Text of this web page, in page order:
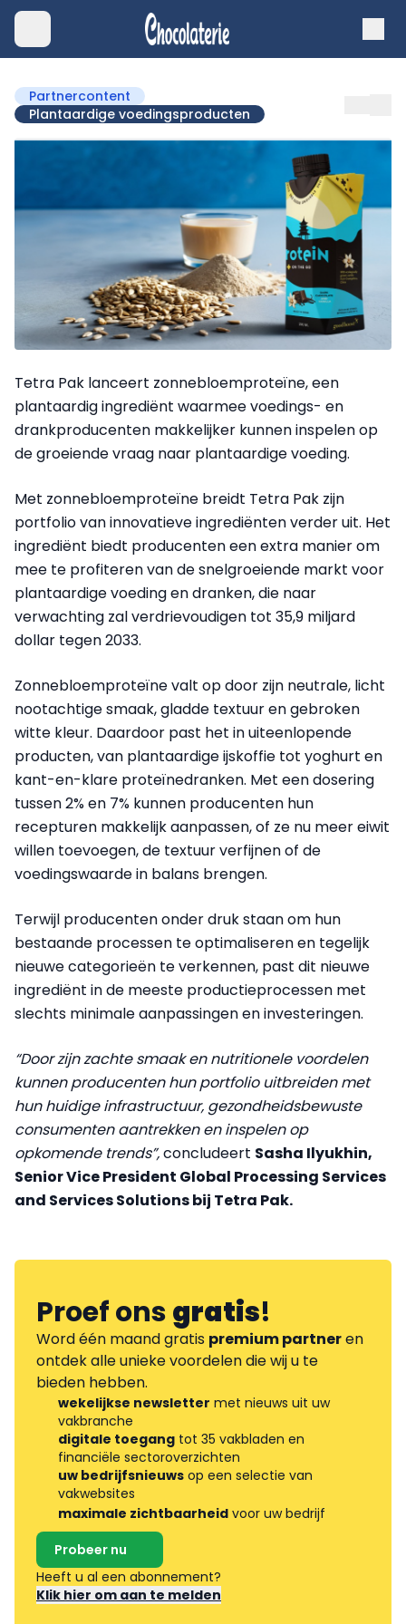
Partnercontent
Plantaardige voedingsproducten
Tetra Pak lanceert zonnebloemproteïne, een
plantaardig ingrediënt waarmee voedings- en
drankproducenten makkelijker kunnen inspelen op
de groeiende vraag naar plantaardige voeding.
Met zonnebloemproteïne breidt Tetra Pak zijn
portfolio van innovatieve ingrediënten verder uit. Het
ingrediënt biedt producenten een extra manier om
mee te profiteren van de snelgroeiende markt voor
plantaardige voeding en dranken, die naar
verwachting zal verdrievoudigen tot 35,9 miljard
dollar tegen 2033.
Zonnebloemproteïne valt op door zijn neutrale, licht
nootachtige smaak, gladde textuur en gebroken
witte kleur. Daardoor past het in uiteenlopende
producten, van plantaardige ijskoffie tot yoghurt en
kant-en-klare proteïnedranken. Met een dosering
tussen 2% en 7% kunnen producenten hun
recepturen makkelijk aanpassen, of ze nu meer eiwit
willen toevoegen, de textuur verfijnen of de
voedingswaarde in balans brengen.
Terwijl producenten onder druk staan om hun
bestaande processen te optimaliseren en tegelijk
nieuwe categorieën te verkennen, past dit nieuwe
ingrediënt in de meeste productieprocessen met
slechts minimale aanpassingen en investeringen.
“Door zijn zachte smaak en nutritionele voordelen
kunnen producenten hun portfolio uitbreiden met
hun huidige infrastructuur, gezondheidsbewuste
consumenten aantrekken en inspelen op
opkomende trends”,concludeert Sasha Ilyukhin,
Senior Vice President Global Processing Services
and Services Solutions bij Tetra Pak.
Proef onsgratis!
Word één maand gratis premium partneren
ontdek alle unieke voordelen die wij u te
bieden hebben.
wekelijkse newsletter met nieuws uit uw
vakbranche
digitale toegang tot 35 vakbladen en
financiële sectoroverzichten
uw bedrijfsnieuws op een selectie van
vakwebsites
maximale zichtbaarheid voor uw bedrijf
Probeer nu
Heeft u al een abonnement?
Klik hier om aan te melden